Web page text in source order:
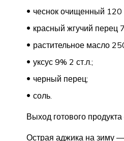
чеснок очищенный 120
красный жгучий перец
растительное масло
уксус 9% 2 ст.л.;
черный перец;
соль.
Выход готового
Острая аджика на зиму